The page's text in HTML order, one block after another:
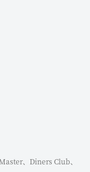
、Diners Club、